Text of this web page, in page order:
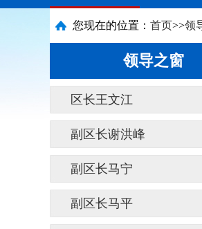
您现在的位置： 首页>>领
领导之窗
区长王文江
副区长谢洪峰
副区长马宁
副区长马平